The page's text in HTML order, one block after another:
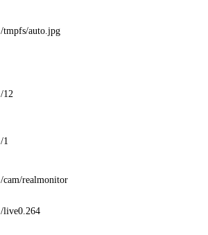
/tmpfs/auto.jpg
/12
/1
/cam/realmonitor
/live0.264